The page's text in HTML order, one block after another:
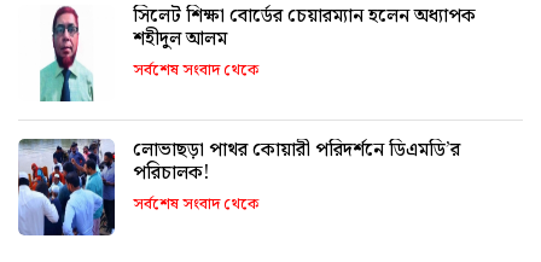
সিলেট শিক্ষা বোর্ডের চেয়ারম্যান হলেন অধ্যাপক
শহীদুল আলম
সর্বশেষ সংবাদ থেকে
লোভাছড়া পাথর কোয়ারী পরিদর্শনে ডিএমডি’র
পরিচালক!
সর্বশেষ সংবাদ থেকে